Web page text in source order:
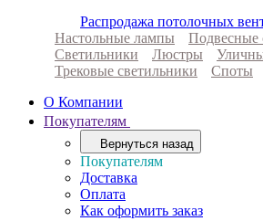
Распродажа потолочных
Настольные лампы
Подвесные
Светильники
Люстры
Трековые светильники
Споты
О Компании
Покупателям
Вернуться назад
Покупателям
Доставка
Оплата
Как оформить заказ